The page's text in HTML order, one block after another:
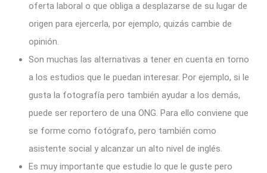
oferta laboral o que obliga a desplazarse de su lugar de
origen para ejercerla, por ejemplo, quizás cambie de
opinión.
Son muchas las alternativas a tener en cuenta en torno
a los estudios que le puedan interesar. Por ejemplo, si le
gusta la fotografía pero también ayudar a los demás,
puede ser reportero de una ONG. Para ello conviene que
se forme como fotógrafo, pero también como
asistente social y alcanzar un alto nivel de inglés.
Es muy importante que estudie lo que le guste pero